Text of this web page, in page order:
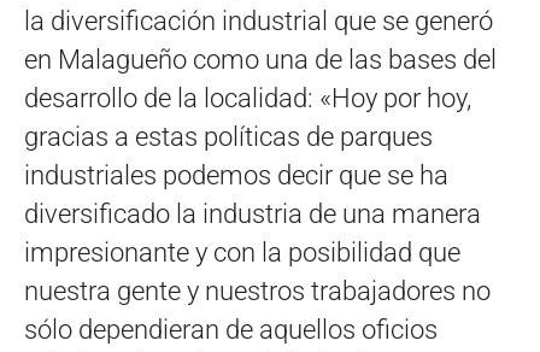
la diversificación industrial que se generó
en Malagueño como una de las bases del
desarrollo de la localidad: «Hoy por hoy,
gracias a estas políticas de parques
industriales podemos decir que se ha
diversificado la industria de una manera
impresionante y con la posibilidad que
nuestra gente y nuestros trabajadores no
sólo dependieran de aquellos oficios